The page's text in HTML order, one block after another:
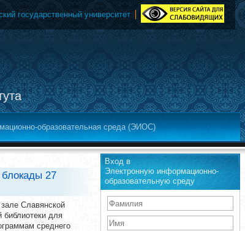
государственный университет
образовательная среда (ЭИОС)
27
Славянской
библиотеки для
среднего
Вход в
Электронную информационно-
образовательную среду